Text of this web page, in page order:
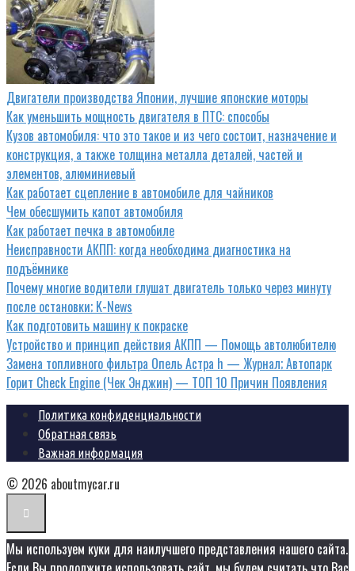
Двигатели производства Японии, лучшие японские моторы
Как уменьшить мощность двигателя в ПТС: способы
Кузов автомобиля: что это такое и из чего состоит, назначение и
конструкция, а также толщина металла деталей, частей и
элементов, алюминиевый
Как работает сцепление в автомобиле для чайников
Чем обесшумить капот автомобиля
Как работает печка в автомобиле
Неисправности АКПП: когда необходима диагностика на
подъёмнике
Почему многие водители глушат двигатель только через минуту
после остановки; K-News
Как подготовить машину к покраске
Устройство и принцип действия АКПП — Помощь автолюбителю
Замена топливного фильтра Опель Астра h — Журнал; Автопарк
Горит Check Engine (Чек Энджин) — ТОП 10 Причин Появления
Политика конфиденциальности
Обратная связь
Важная информация
© 2026 aboutmycar.ru
Мы используем куки для наилучшего представления нашего сайта.